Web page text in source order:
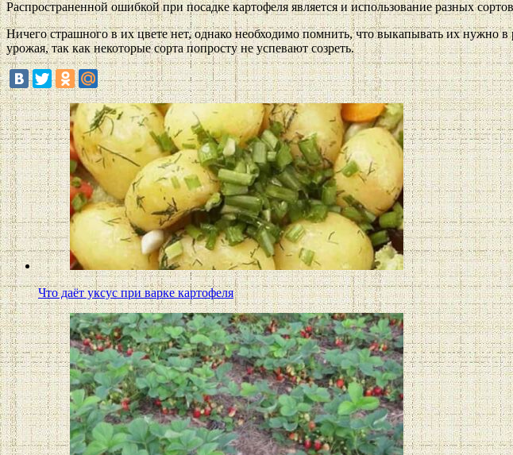
Распространенной ошибкой при посадке картофеля является и использование разных
Ничего страшного в их цвете нет, однако необходимо помнить, что выкапывать их нужно в
урожая, так как некоторые сорта попросту не успевают созреть.
Что даёт уксус при варке картофеля